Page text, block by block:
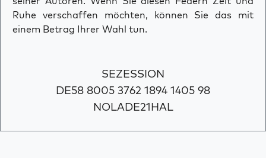
Ruhe verschaffen möchten, können Sie das mit
einem Betrag Ihrer Wahl tun.
SEZESSION
DE58 8005 3762 1894 1405 98
NOLADE21HAL